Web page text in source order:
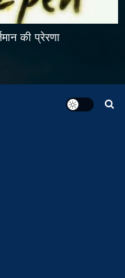
की प्रेरणा